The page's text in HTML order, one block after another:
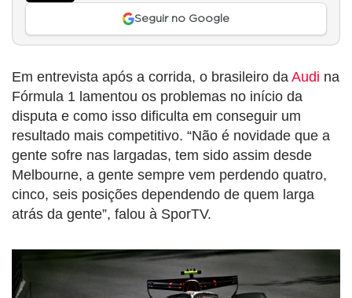
Seguir no Google
Em entrevista após a corrida, o brasileiro da Audi na
Fórmula 1 lamentou os problemas no início da
disputa e como isso dificulta em conseguir um
resultado mais competitivo. “Não é novidade que a
gente sofre nas largadas, tem sido assim desde
Melbourne, a gente sempre vem perdendo quatro,
cinco, seis posições dependendo de quem larga
atrás da gente”, falou à SporTV.